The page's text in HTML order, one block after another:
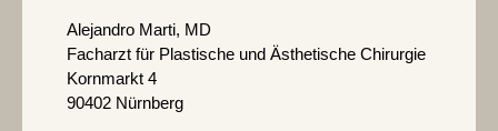
Alejandro Marti, MD
Facharzt für Plastische und Ästhetische Chirurgie
Kornmarkt 4
90402 Nürnberg